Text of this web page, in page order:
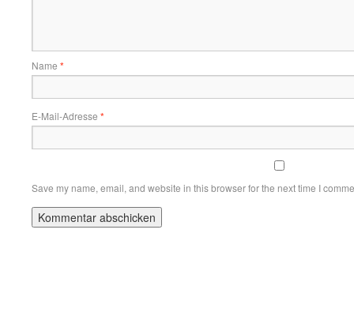
Name *
E-Mail-Adresse *
Save my name, email, and website in this browser for the next time I